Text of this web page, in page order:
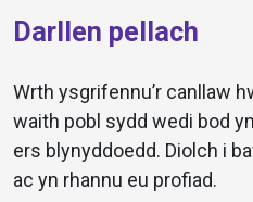
Darllen pellach
Wrth ysgrifennu’r canllaw
waith pobl sydd wedi bod
ers blynyddoedd. Diolch i
ac yn rhannu eu profiad.